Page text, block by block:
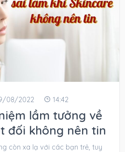
08/2022 14:42
lầm tưởng về
đối không nên tin
còn xa lạ với các bạn trẻ, tuy